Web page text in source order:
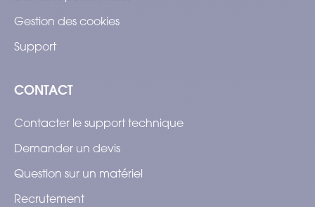
Gestion des cookies
Support
CONTACT
Contacter le support technique
Demander un devis
Question sur un matériel
Recrutement